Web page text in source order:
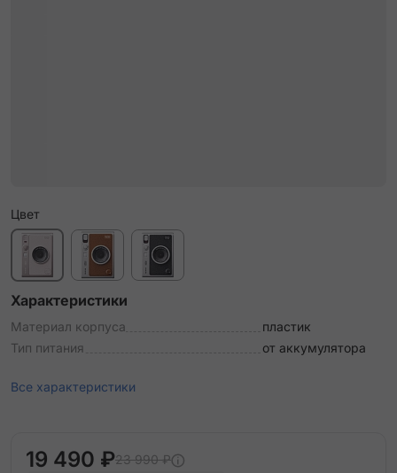
Цвет
Характеристики
Материал корпуса
пластик
Тип питания
от аккумулятора
Все характеристики
19 490 ₽23 990 ₽